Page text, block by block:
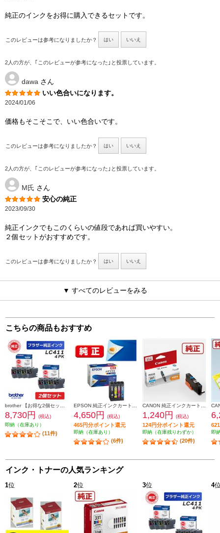
純正のインクをお得に購入できるセットです。
このレビューは参考になりましたか？ はい いいえ
2人の方が、｢このレビューが参考になった｣と投票しています。
dawa さん
いい色合いになります。
2024/01/06
価格もそこそこで、いい色合いです。
このレビューは参考になりましたか？ はい いいえ
2人の方が、｢このレビューが参考になった｣と投票しています。
M氏 さん
安心の純正
2023/09/30
純正インクでもこのくらいの値段であれば買いやすい。
２個セットがおすすめです。
このレビューは参考になりましたか？ はい いいえ
▼ すべてのレビューをみる
こちらの商品もおすすめ
8,730円
(税込)
即納（在庫あり）
(11件)
4,650円 (税込)
465円分ポイント還元
即納（在庫あり）
(6件)
1,240円 (税込)
124円分ポイント還元
即納（在庫残りわずか）
(20件)
即
インク・トナーの人気ランキング
1位 2位 3位 4